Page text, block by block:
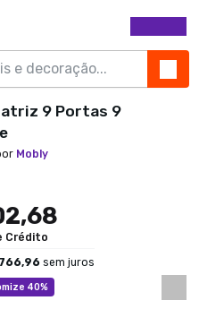
40%
9 Portas 9
Mobly
Crédito
sem juros